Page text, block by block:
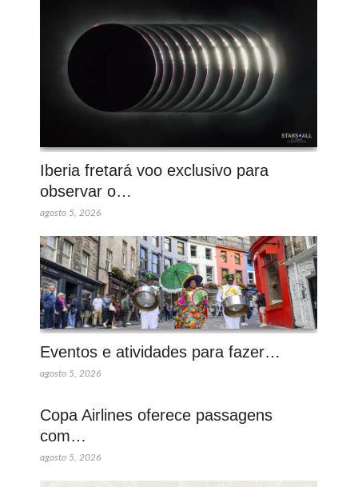
Iberia fretará voo exclusivo para
observar o…
agosto 5, 2026
Eventos e atividades para fazer…
agosto 5, 2026
Copa Airlines oferece passagens
com…
agosto 5, 2026